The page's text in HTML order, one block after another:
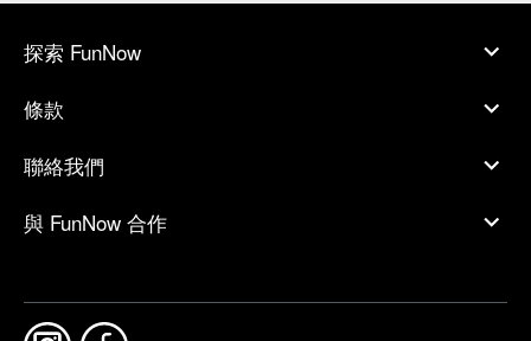
探索 FunNow
條款
聯絡我們
與 FunNow 合作